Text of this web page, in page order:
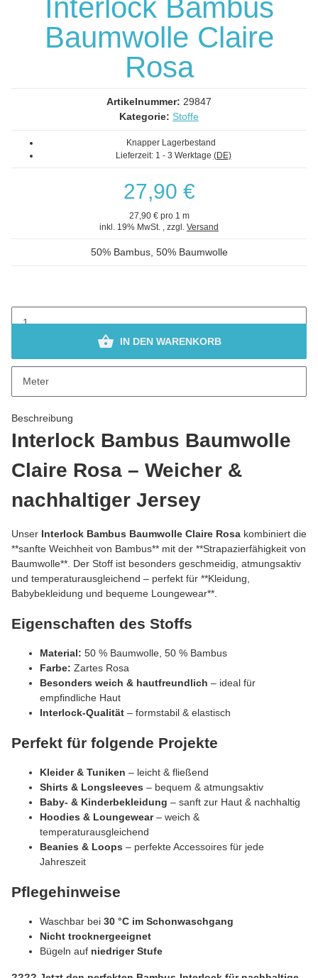
Interlock Bambus
Baumwolle Claire
Rosa
Artikelnummer: 29847
Kategorie: Stoffe
Knapper Lagerbestand
Lieferzeit: 1 - 3 Werktage (DE)
27,90 €
27,90 € pro 1 m
inkl. 19% MwSt. , zzgl. Versand
50% Bambus, 50% Baumwolle
Meter
IN DEN WARENKORB
Bei diesem Artikel ist die Stückzahl teilbar (z. B. 0,5).
Beschreibung
Interlock Bambus Baumwolle
Claire Rosa – Weicher &
nachhaltiger Jersey
Unser Interlock Bambus Baumwolle Claire Rosa kombiniert die
**sanfte Weichheit von Bambus** mit der **Strapazierfähigkeit von
Baumwolle**. Der Stoff ist besonders geschmeidig, atmungsaktiv
und temperaturausgleichend – perfekt für **Kleidung,
Babybekleidung und bequeme Loungewear**.
Eigenschaften des Stoffs
Material: 50 % Baumwolle, 50 % Bambus
Farbe: Zartes Rosa
Besonders weich & hautfreundlich – ideal für
empfindliche Haut
Interlock-Qualität – formstabil & elastisch
Perfekt für folgende Projekte
Kleider & Tuniken – leicht & fließend
Shirts & Longsleeves – bequem & atmungsaktiv
Baby- & Kinderbekleidung – sanft zur Haut & nachhaltig
Hoodies & Loungewear– weich &
temperaturausgleichend
Beanies & Loops – perfekte Accessoires für jede
Jahreszeit
Pflegehinweise
Waschbar bei 30 °C im Schonwaschgang
Nicht trocknergeeignet
Bügeln auf niedriger Stufe